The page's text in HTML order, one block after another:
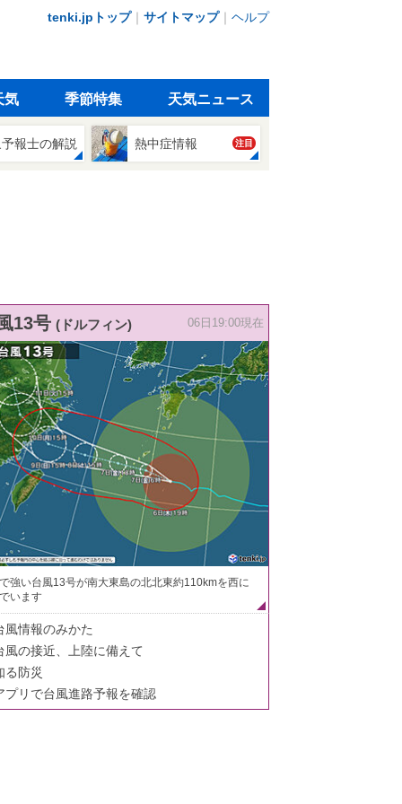
tenki.jpトップ｜ サイトマップ｜ ヘルプ
気 季節特集 天気ニュース
報士の解説 熱中症情報 注目
13号 (ドルフィン) 06日19:00現在
強い台風13号が南大東島の北北東約110kmを西に
います
風情報のみかた
風の接近、上陸に備えて
る防災
プリで台風進路予報を確認